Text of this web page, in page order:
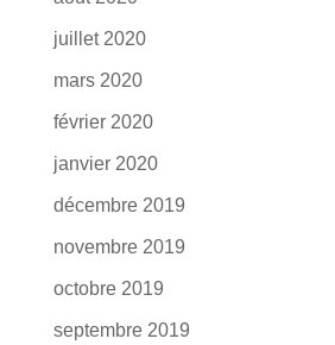
juillet 2020
mars 2020
février 2020
janvier 2020
décembre 2019
novembre 2019
octobre 2019
septembre 2019